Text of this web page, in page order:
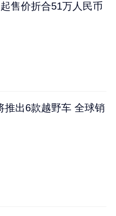
售价折合51万人民币
推出6款越野车 全球销